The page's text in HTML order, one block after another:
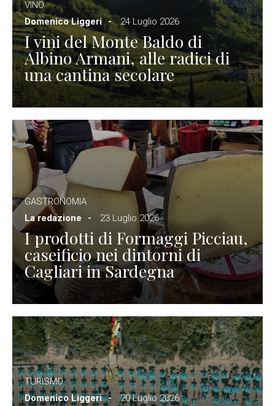
VINO
Domenico Liggeri
24 Luglio 2026
I vini del Monte Baldo di
Albino Armani, alle radici di
una cantina secolare
GASTRONOMIA
La redazione
23 Luglio 2026
I prodotti di Formaggi Picciau,
caseificio nei dintorni di
Cagliari in Sardegna
TURISMO
Domenico Liggeri
20 Luglio 2026